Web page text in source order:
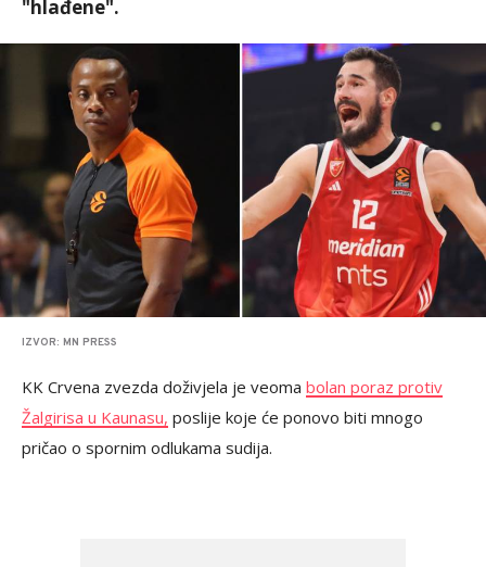
"hlađene".
IZVOR: MN PRESS
KK Crvena zvezda doživjela je veoma bolan poraz protiv
Žalgirisa u Kaunasu, poslije koje će ponovo biti mnogo
pričao o spornim odlukama sudija.